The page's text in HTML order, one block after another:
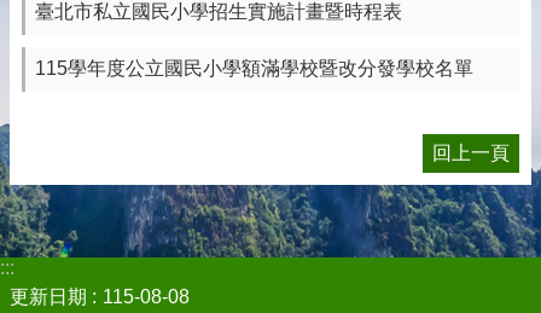
臺北市私立國民小學招生實施計畫暨時程表
115學年度公立國民小學額滿學校暨改分發學校名單
回上一頁
:::
更新日期
115-08-08